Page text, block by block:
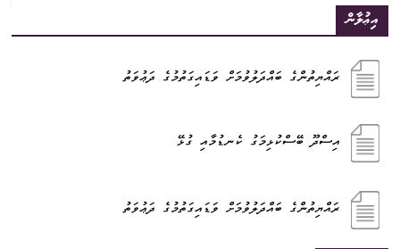
އިޢުލާން
ރައްޔިތުންގެ ބައްދަލުވުމަށް ވަޑައިގަތުމުގެ ދަޢުވަތު
އިސްދޫ ބޭސްކުޅިމަގު ކެނޑުމާއި ގުޅޭ
ރައްޔިތުންގެ ބައްދަލުވުމަށް ވަޑައިގަތުމުގެ ދަޢުވަތު